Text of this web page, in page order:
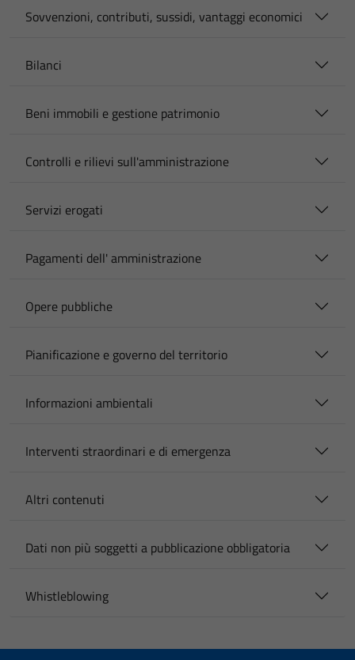
Sovvenzioni, contributi, sussidi, vantaggi economici
Bilanci
Beni immobili e gestione patrimonio
Controlli e rilievi sull'amministrazione
Servizi erogati
Pagamenti dell' amministrazione
Opere pubbliche
Pianificazione e governo del territorio
Informazioni ambientali
Interventi straordinari e di emergenza
Altri contenuti
Dati non più soggetti a pubblicazione obbligatoria
Whistleblowing